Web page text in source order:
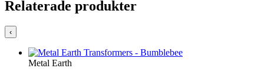
Relaterade produkter
‹
Metal Earth